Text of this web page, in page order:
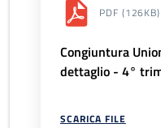
PDF (126KB)
Congiuntura
dettaglio - 4°
SCARICA FILE